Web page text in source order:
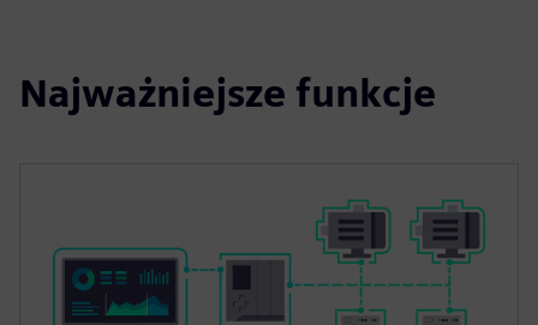
Najważniejsze funkcje